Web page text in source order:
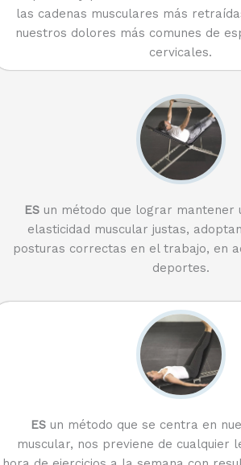
las cadenas musculares más
nuestros dolores más comunes de
cervicales.
ES un método que lograr mantener
elasticidad muscular justas,
posturas correctas en el trabajo, en
deportes.
ESun método que se centra en
muscular, nos previene de cualquier